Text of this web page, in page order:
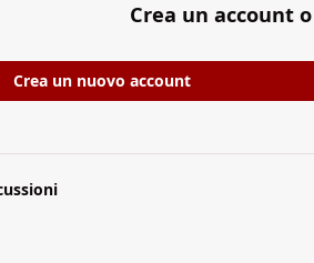
Crea un account
Crea un nuovo account